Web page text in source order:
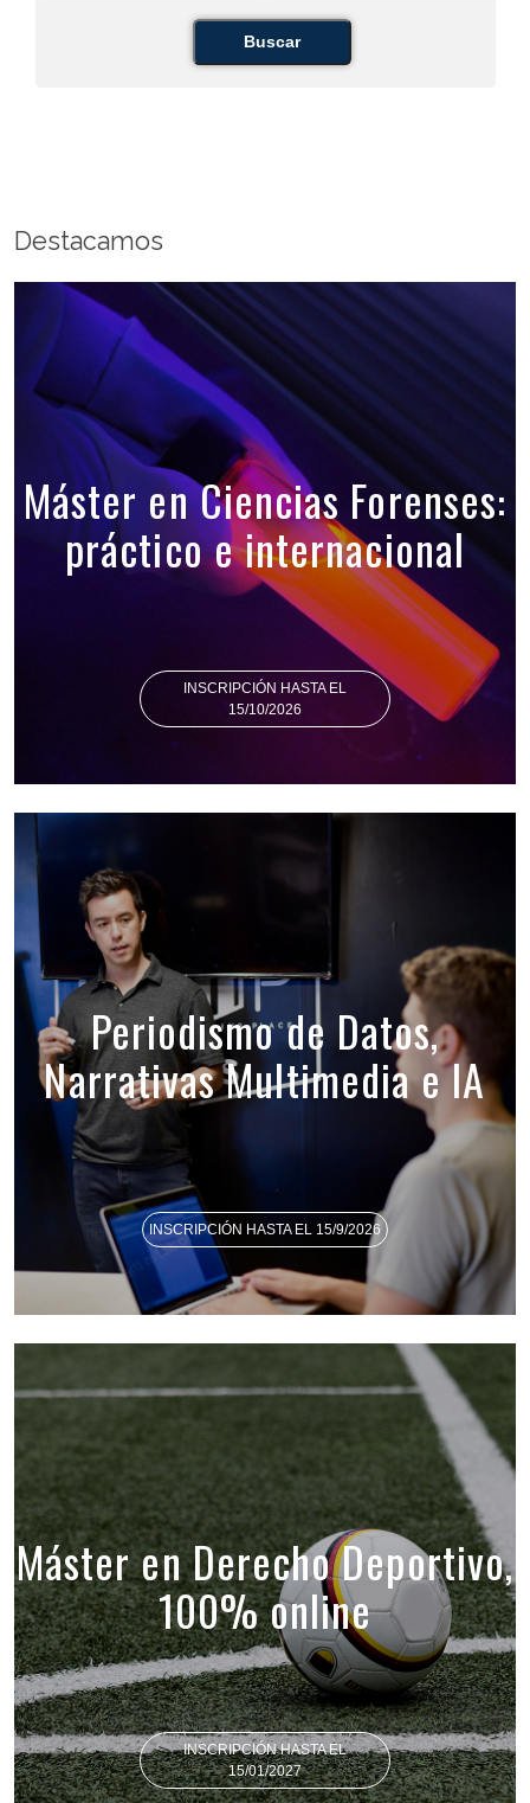
Buscar
Destacamos
Máster en Ciencias Forenses:
práctico e internacional
INSCRIPCIÓN HASTA EL
15/10/2026
Periodismo de Datos,
Narrativas Multimedia e IA
INSCRIPCIÓN HASTA EL 15/9/2026
Máster en Derecho Deportivo,
100% online
INSCRIPCIÓN HASTA EL
15/01/2027